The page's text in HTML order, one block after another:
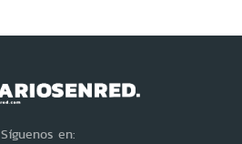
Síguenos en: